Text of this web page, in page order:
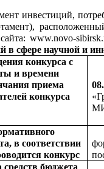
инвестиций,
www.novo-
в сфере научной и
конкурса с
и времени
приема
конкурса
в соответствии
конкурс
бюджета